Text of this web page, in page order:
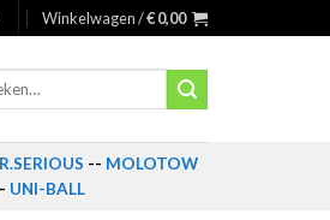
Winkelwagen /€0,00
-- MOLOTOW
UNI-BALL